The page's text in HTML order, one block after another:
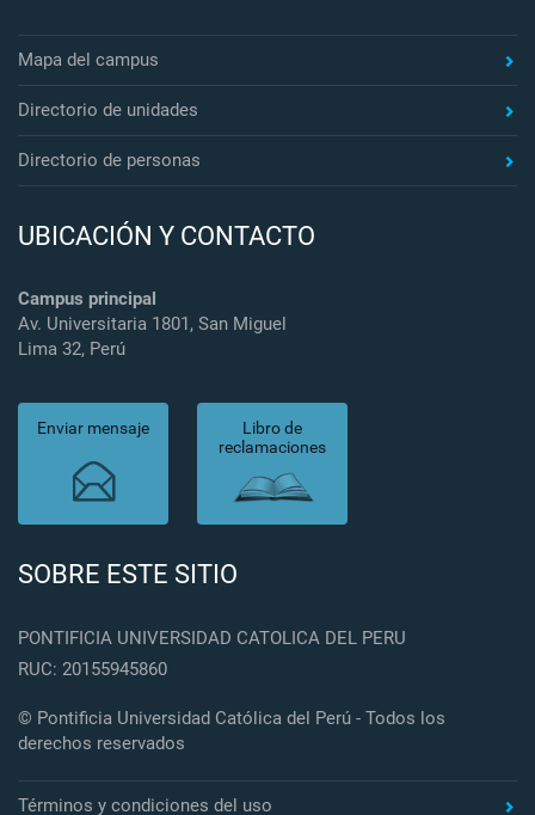
Mapa del campus
Directorio de unidades
Directorio de personas
UBICACIÓN Y CONTACTO
Campus principal
Av. Universitaria 1801, San Miguel
Lima 32, Perú
Enviar mensaje
Libro de
reclamaciones
SOBRE ESTE SITIO
PONTIFICIA UNIVERSIDAD CATOLICA DEL PERU
RUC: 20155945860
© Pontificia Universidad Católica del Perú - Todos los
derechos reservados
Términos y condiciones del uso